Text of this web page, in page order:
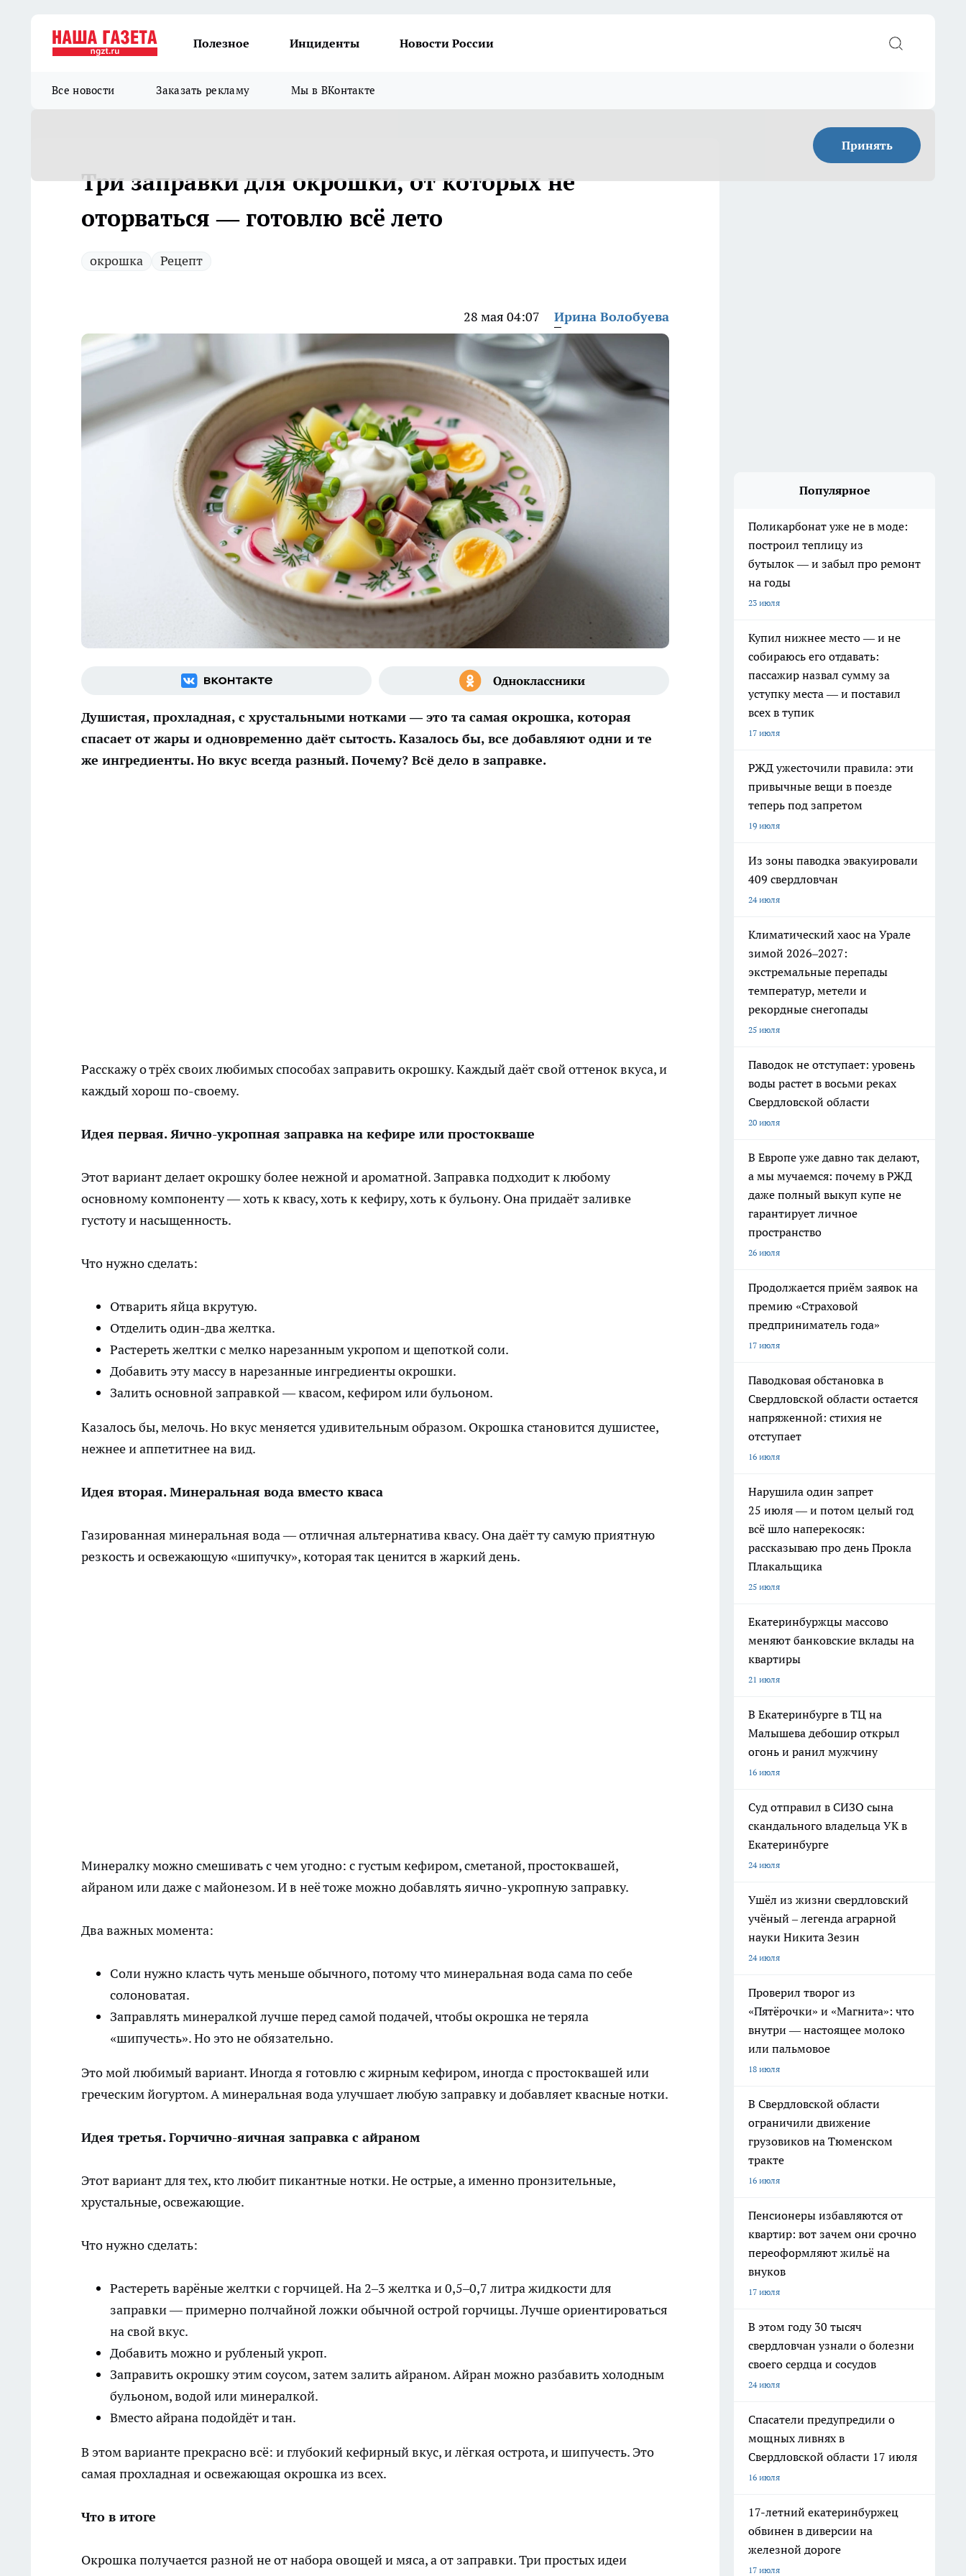
Полезное Инциденты Новости России
Все новости Заказать рекламу Мы в ВКонтакте
Принять
Три заправки для окрошки, от которых не
оторваться — готовлю всё лето
окрошка Рецепт
28 мая 04:07 Ирина Волобуева
Душистая, прохладная, с хрустальными нотками — это та самая окрошка, которая
спасает от жары и одновременно даёт сытость. Казалось бы, все добавляют одни и те
же ингредиенты. Но вкус всегда разный. Почему? Всё дело в заправке.
Расскажу о трёх своих любимых способах заправить окрошку. Каждый даёт свой оттенок вкуса, и
каждый хорош по-своему.
Идея первая. Яично-укропная заправка на кефире или простокваше
Этот вариант делает окрошку более нежной и ароматной. Заправка подходит к любому
основному компоненту — хоть к квасу, хоть к кефиру, хоть к бульону. Она придаёт заливке
густоту и насыщенность.
Что нужно сделать:
Отварить яйца вкрутую.
Отделить один-два желтка.
Растереть желтки с мелко нарезанным укропом и щепоткой соли.
Добавить эту массу в нарезанные ингредиенты окрошки.
Залить основной заправкой — квасом, кефиром или бульоном.
Казалось бы, мелочь. Но вкус меняется удивительным образом. Окрошка становится душистее,
нежнее и аппетитнее на вид.
Идея вторая. Минеральная вода вместо кваса
Газированная минеральная вода — отличная альтернатива квасу. Она даёт ту самую приятную
резкость и освежающую «шипучку», которая так ценится в жаркий день.
Минералку можно смешивать с чем угодно: с густым кефиром, сметаной, простоквашей,
айраном или даже с майонезом. И в неё тоже можно добавлять яично-укропную заправку.
Два важных момента:
Соли нужно класть чуть меньше обычного, потому что минеральная вода сама по себе
солоноватая.
Заправлять минералкой лучше перед самой подачей, чтобы окрошка не теряла
«шипучесть». Но это не обязательно.
Это мой любимый вариант. Иногда я готовлю с жирным кефиром, иногда с простоквашей или
греческим йогуртом. А минеральная вода улучшает любую заправку и добавляет квасные нотки.
Идея третья. Горчично-яичная заправка с айраном
Этот вариант для тех, кто любит пикантные нотки. Не острые, а именно пронзительные,
хрустальные, освежающие.
Что нужно сделать:
Растереть варёные желтки с горчицей. На 2–3 желтка и 0,5–0,7 литра жидкости для
заправки — примерно полчайной ложки обычной острой горчицы. Лучше ориентироваться
на свой вкус.
Добавить можно и рубленый укроп.
Заправить окрошку этим соусом, затем залить айраном. Айран можно разбавить холодным
бульоном, водой или минералкой.
Вместо айрана подойдёт и тан.
В этом варианте прекрасно всё: и глубокий кефирный вкус, и лёгкая острота, и шипучесть. Это
самая прохладная и освежающая окрошка из всех.
Что в итоге
Окрошка получается разной не от набора овощей и мяса, а от заправки. Три простых идеи
Популярное
Поликарбонат уже не в моде:
построил теплицу из
бутылок — и забыл про ремонт
на годы
23 июля
Купил нижнее место — и не
собираюсь его отдавать:
пассажир назвал сумму за
уступку места — и поставил
всех в тупик
17 июля
РЖД ужесточили правила: эти
привычные вещи в поезде
теперь под запретом
19 июля
Из зоны паводка эвакуировали
409 свердловчан
24 июля
Климатический хаос на Урале
зимой 2026–2027:
экстремальные перепады
температур, метели и
рекордные снегопады
25 июля
Паводок не отступает: уровень
воды растет в восьми реках
Свердловской области
20 июля
В Европе уже давно так делают,
а мы мучаемся: почему в РЖД
даже полный выкуп купе не
гарантирует личное
пространство
26 июля
Продолжается приём заявок на
премию «Страховой
предприниматель года»
17 июля
Паводковая обстановка в
Свердловской области остается
напряженной: стихия не
отступает
16 июля
Нарушила один запрет
25 июля — и потом целый год
всё шло наперекосяк:
рассказываю про день Прокла
Плакальщика
25 июля
Екатеринбуржцы массово
меняют банковские вклады на
квартиры
21 июля
В Екатеринбурге в ТЦ на
Малышева дебошир открыл
огонь и ранил мужчину
16 июля
Суд отправил в СИЗО сына
скандального владельца УК в
Екатеринбурге
24 июля
Ушёл из жизни свердловский
учёный – легенда аграрной
науки Никита Зезин
24 июля
Проверил творог из
«Пятёрочки» и «Магнита»: что
внутри — настоящее молоко
или пальмовое
18 июля
В Свердловской области
ограничили движение
грузовиков на Тюменском
тракте
16 июля
Пенсионеры избавляются от
квартир: вот зачем они срочно
переоформляют жильё на
внуков
17 июля
В этом году 30 тысяч
свердловчан узнали о болезни
своего сердца и сосудов
24 июля
Спасатели предупредили о
мощных ливнях в
Свердловской области 17 июля
16 июля
17-летний екатеринбуржец
обвинен в диверсии на
железной дороге
17 июля